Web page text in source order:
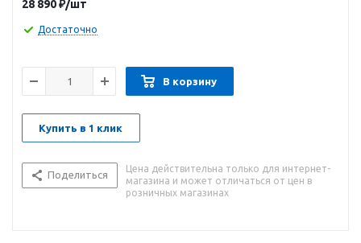
28 890₽/шт
Достаточно
В корзину
Купить в 1 клик
Поделиться
Цена действительна только для интернет-
магазина и может отличаться от цен в
розничных магазинах